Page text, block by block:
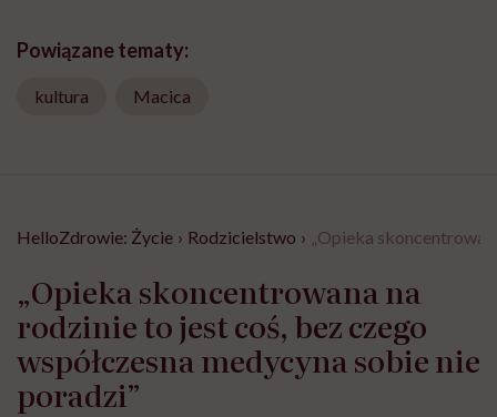
Powiązane tematy:
kultura Macica
HelloZdrowie: Życie › Rodzicielstwo › „Opieka
„Opieka skoncentrowana na
rodzinie to jest coś, bez czego
współczesna medycyna sobie nie
poradzi”